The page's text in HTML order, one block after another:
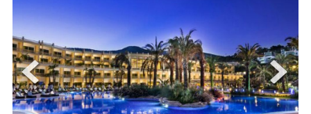
ФИРМЕНИ ДОКУМЕНТИ
0700 144 34 Запитване
ПОСЛЕДВАЙТЕ НИ